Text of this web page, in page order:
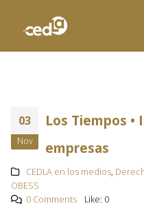
03
Nov
Los Tiempos
empresas
CEDLA en los medios,
OBESS
0 Comments
Like: 0